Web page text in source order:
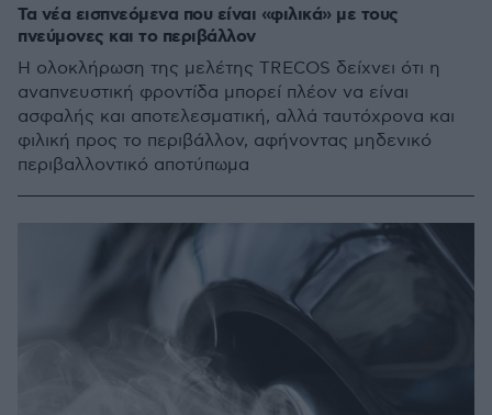
Τα νέα εισπνεόμενα που είναι «φιλικά» με τους
πνεύμονες και το περιβάλλον
Η ολοκλήρωση της μελέτης TRECOS δείχνει ότι η
αναπνευστική φροντίδα μπορεί πλέον να είναι
ασφαλής και αποτελεσματική, αλλά ταυτόχρονα και
φιλική προς το περιβάλλον, αφήνοντας μηδενικό
περιβαλλοντικό αποτύπωμα